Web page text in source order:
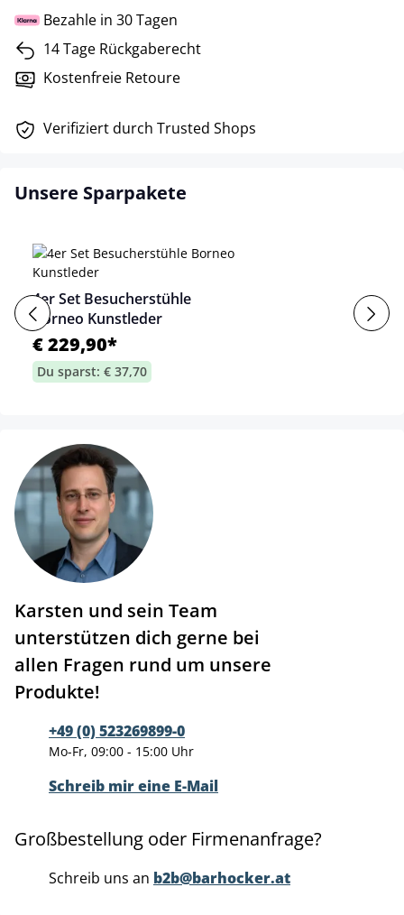
Bezahle in 30 Tagen
14 Tage Rückgaberecht
Kostenfreie Retoure
Verifiziert durch Trusted Shops
Unsere Sparpakete
4er Set Besucherstühle
Borneo Kunstleder
€ 229,90*
Du sparst: € 37,70
Karsten und sein Team
unterstützen dich gerne bei
allen Fragen rund um unsere
Produkte!
+49 (0) 523269899-0
Mo-Fr, 09:00 - 15:00 Uhr
Schreib mir eine E-Mail
Großbestellung oder Firmenanfrage?
Schreib uns an b2b@barhocker.at